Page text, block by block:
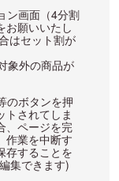
ン画面（4分割
お願いいたし
はセット割が
象外の商品が
のボタンを押
トされてしま
、ページを完
作業を中断す
存することを
集できます)